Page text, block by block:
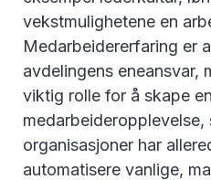
vekstmulighetene en
Medarbeidererfaring er
avdelingens eneansvar,
viktig rolle for å skape
medarbeideropplevelse,
organisasjoner har
automatisere vanlige,